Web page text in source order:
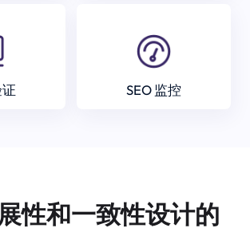
SEO 监控
性和一致性设计的